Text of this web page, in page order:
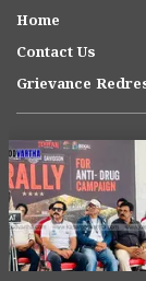
Home
Contact Us
Grievance